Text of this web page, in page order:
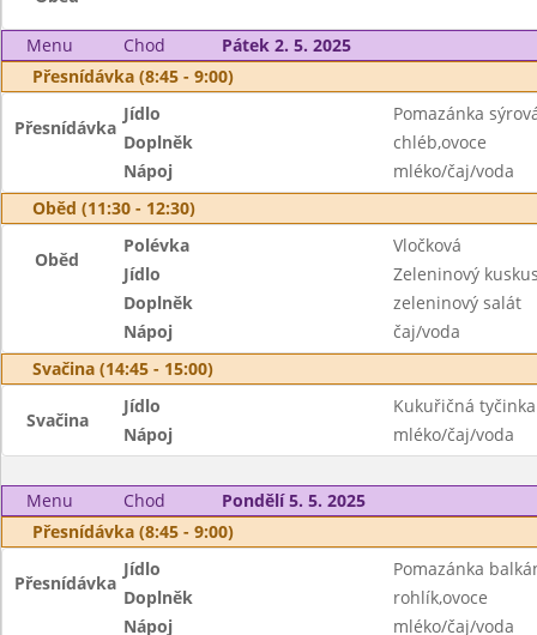
Menu Chod
Pátek 2. 5. 2025
Přesnídávka (8:45 - 9:00)
Přesnídávka
Jídlo
Pomazánka
Doplněk
chléb,ovoce
Nápoj
mléko/čaj/voda
Oběd (11:30 - 12:30)
Oběd
Polévka
Vločková
Jídlo
Zeleninový
Doplněk
zeleninový salát
Nápoj
čaj/voda
Svačina (14:45 - 15:00)
Svačina
Jídlo
Kukuřičná tyčinka
Nápoj
mléko/čaj/voda
Menu Chod
Pondělí 5. 5. 2025
Přesnídávka (8:45 - 9:00)
Přesnídávka
Jídlo
Pomazánka
Doplněk
rohlík,ovoce
Nápoj
mléko/čaj/voda